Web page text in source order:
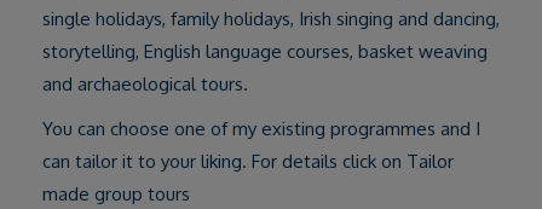
single holidays, family holidays, Irish singing and dancing,
storytelling, English language courses, basket weaving
and archaeological tours.
You can choose one of my existing programmes and I
can tailor it to your liking. For details click on Tailor
made group tours